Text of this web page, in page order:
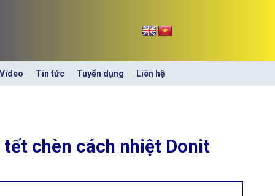
Video Tin tức Tuyển dụng Liên hệ
tết chèn cách nhiệt Donit